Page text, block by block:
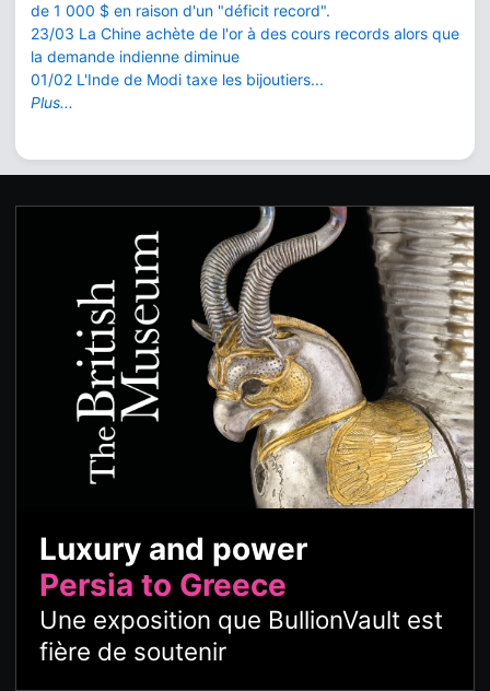
de 1 000 $ en raison d'un "déficit record".
23/03 La Chine achète de l'or à des cours records alors que
la demande indienne diminue
01/02 L'Inde de Modi taxe les bijoutiers...
Plus...
Luxury and power
Persia to Greece
Une exposition que BullionVault est
fière de soutenir